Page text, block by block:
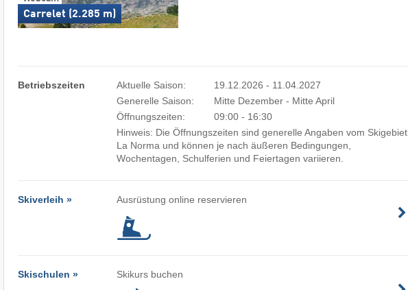
Carrelet (2.285 m)
Betriebszeiten Aktuelle Saison:
19.12.2026 - 11.04.2027
Generelle Saison:
Mitte Dezember - Mitte April
Öffnungszeiten:
09:00 - 16:30
Hinweis: Die Öffnungszeiten sind generelle Angaben vom Skigebiet
La Norma und können je nach äußeren Bedingungen,
Wochentagen, Schulferien und Feiertagen variieren.
Skiverleih » Ausrüstung online reservieren
Skischulen » Skikurs buchen